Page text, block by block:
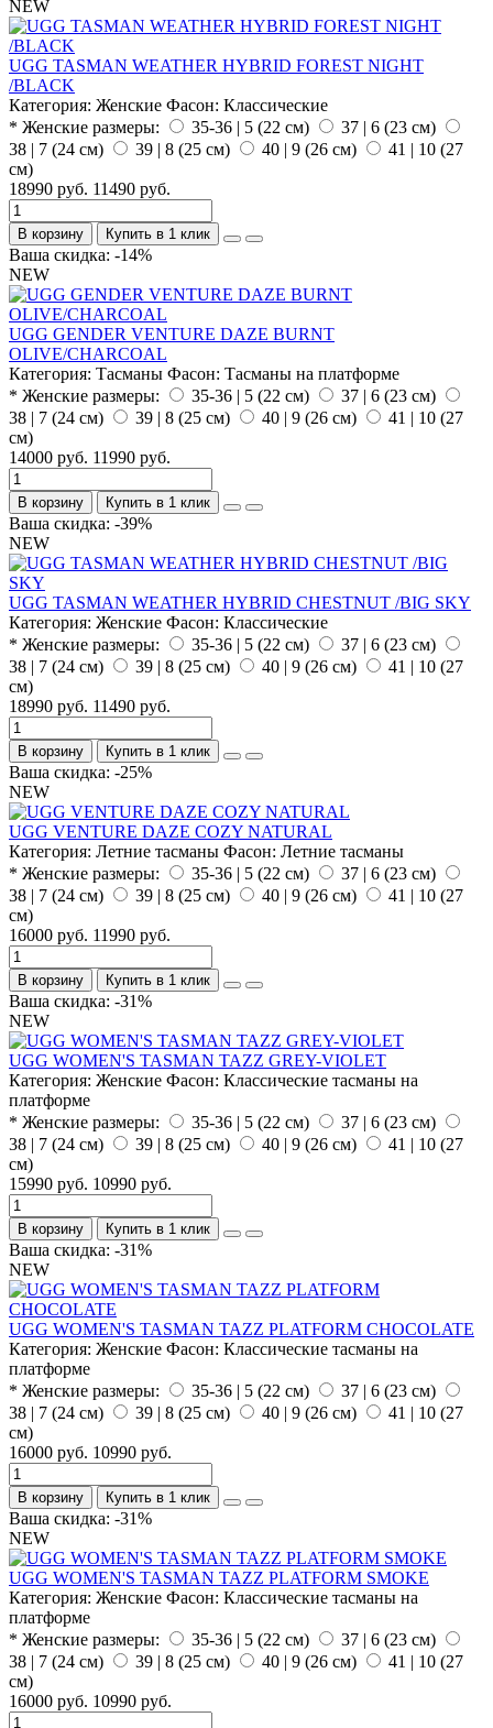
NEW
UGG TASMAN WEATHER HYBRID FOREST NIGHT
/BLACK
Категория: Женские Фасон: Классические
* Женские размеры:
35-36 | 5 (22 см)
37 | 6 (23 см)
38 | 7 (24 см)
39 | 8 (25 см) 40 | 9 (26 см)
41 | 10 (27
см)
18990 руб. 11490 руб.
В корзину Купить в 1 клик
Ваша скидка: -14%
NEW
UGG GENDER VENTURE DAZE BURNT
OLIVE/CHARCOAL
Категория: Тасманы Фасон: Тасманы на платформе
* Женские размеры:
35-36 | 5 (22 см)
37 | 6 (23 см)
38 | 7 (24 см)
39 | 8 (25 см) 40 | 9 (26 см)
41 | 10 (27
см)
14000 руб. 11990 руб.
В корзину Купить в 1 клик
Ваша скидка: -39%
NEW
UGG TASMAN WEATHER HYBRID CHESTNUT /BIG SKY
Категория: Женские Фасон: Классические
* Женские размеры:
35-36 | 5 (22 см)
37 | 6 (23 см)
38 | 7 (24 см)
39 | 8 (25 см) 40 | 9 (26 см)
41 | 10 (27
см)
18990 руб. 11490 руб.
В корзину Купить в 1 клик
Ваша скидка: -25%
NEW
UGG VENTURE DAZE COZY NATURAL
Категория: Летние тасманы Фасон: Летние тасманы
* Женские размеры:
35-36 | 5 (22 см)
37 | 6 (23 см)
38 | 7 (24 см)
39 | 8 (25 см) 40 | 9 (26 см)
41 | 10 (27
см)
16000 руб. 11990 руб.
В корзину Купить в 1 клик
Ваша скидка: -31%
NEW
UGG WOMEN'S TASMAN TAZZ GREY-VIOLET
Категория: Женские Фасон: Классические тасманы на
платформе
* Женские размеры:
35-36 | 5 (22 см)
37 | 6 (23 см)
38 | 7 (24 см)
39 | 8 (25 см) 40 | 9 (26 см)
41 | 10 (27
см)
15990 руб. 10990 руб.
В корзину Купить в 1 клик
Ваша скидка: -31%
NEW
UGG WOMEN'S TASMAN TAZZ PLATFORM CHOCOLATE
Категория: Женские Фасон: Классические тасманы на
платформе
* Женские размеры:
35-36 | 5 (22 см)
37 | 6 (23 см)
38 | 7 (24 см)
39 | 8 (25 см) 40 | 9 (26 см)
41 | 10 (27
см)
16000 руб. 10990 руб.
В корзину Купить в 1 клик
Ваша скидка: -31%
NEW
UGG WOMEN'S TASMAN TAZZ PLATFORM SMOKE
Категория: Женские Фасон: Классические тасманы на
платформе
* Женские размеры:
35-36 | 5 (22 см)
37 | 6 (23 см)
38 | 7 (24 см)
39 | 8 (25 см) 40 | 9 (26 см)
41 | 10 (27
см)
16000 руб. 10990 руб.